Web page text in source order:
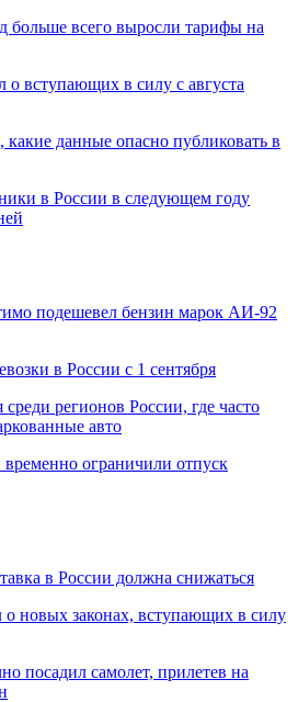
больше всего выросли тарифы на
вступающих в силу с августа
данные опасно публиковать в
в России в следующем году
подешевел бензин марок АИ-92
в России с 1 сентября
среди регионов России, где часто
авто
ограничили отпуск
в России должна снижаться
о новых законах, вступающих в силу
посадил самолет, прилетев на